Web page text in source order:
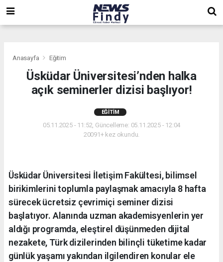
Anasayfa Eğitim
Üsküdar Üniversitesi’nden halka
açık seminerler dizisi başlıyor!
EĞITIM
05.11.2025 - 11:52, Güncelleme: 05.11.2025 - 12:04
20091+ kez okundu.
Üsküdar Üniversitesi İletişim Fakültesi, bilimsel
birikimlerini toplumla paylaşmak amacıyla 8 hafta
sürecek ücretsiz çevrimiçi seminer dizisi
başlatıyor. Alanında uzman akademisyenlerin yer
aldığı programda, eleştirel düşünmeden dijital
nezakete, Türk dizilerinden bilinçli tüketime kadar
günlük yaşamı yakından ilgilendiren konular ele